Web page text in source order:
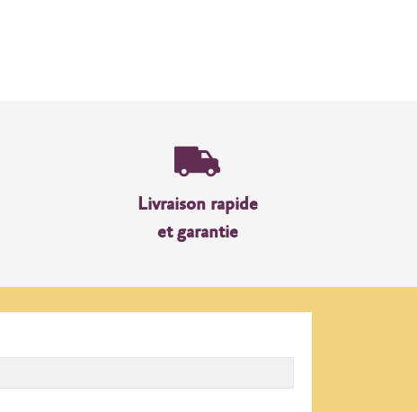
Livraison rapide
et garantie